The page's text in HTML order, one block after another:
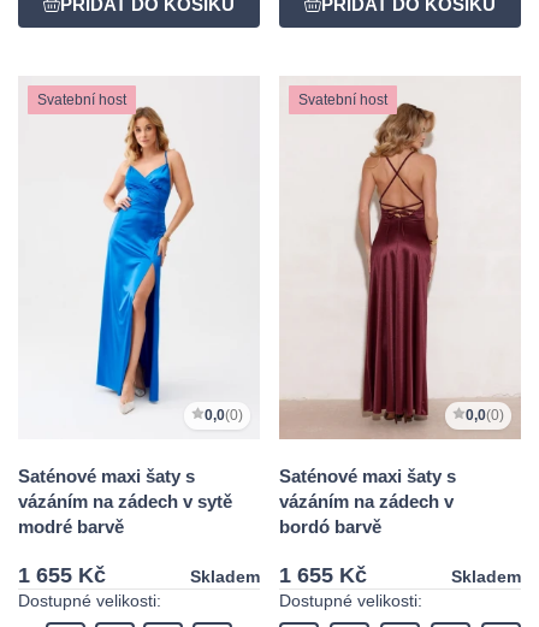
Svatební host
0,0(0)
Saténové maxi šaty s
vázáním na zádech v sytě
modré barvě
1 655 Kč
Skladem
Dostupné velikosti:
Svatební host
0,0(0)
Saténové maxi šaty s
vázáním na zádech v
bordó barvě
1 655 Kč
Skladem
Dostupné velikosti: